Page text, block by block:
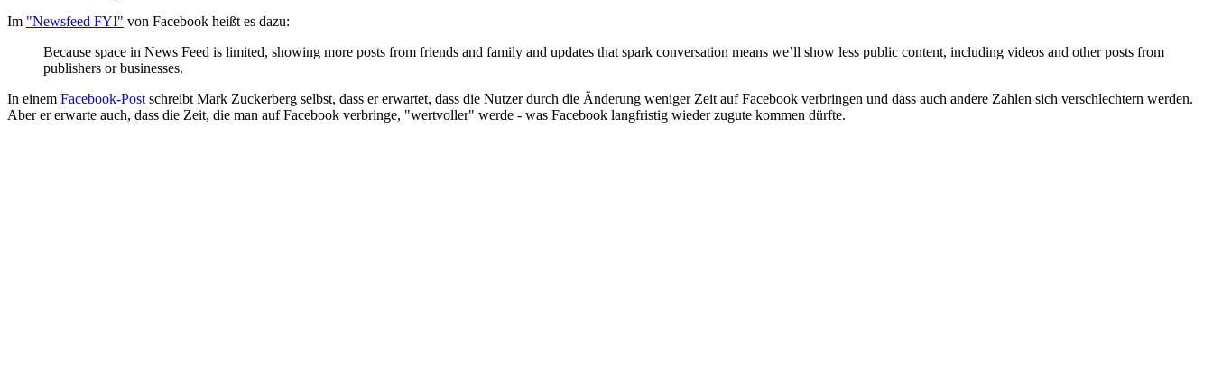
Im "Newsfeed FYI" von Facebook heißt es dazu:
Because space in News Feed is limited, showing more posts from friends and family and updates that spark conversation means we’ll show less public content, including videos and other posts from
publishers or businesses.
In einem Facebook-Postschreibt Mark Zuckerberg selbst, dass er erwartet, dass die Nutzer durch die Änderung weniger Zeit auf Facebook verbringen und dass auch andere Zahlen sich verschlechtern werden.
Aber er erwarte auch, dass die Zeit, die man auf Facebook verbringe, "wertvoller" werde - was Facebook langfristig wieder zugute kommen dürfte.